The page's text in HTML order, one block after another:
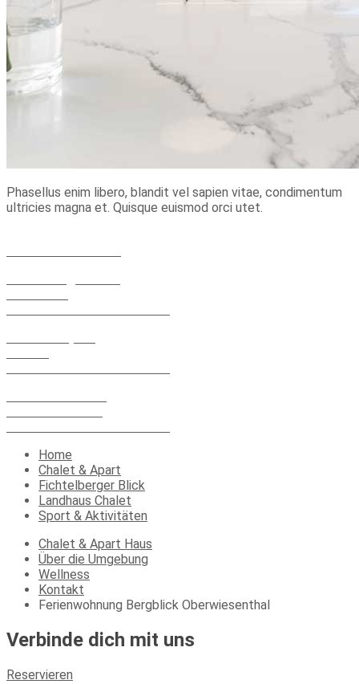
Phasellus enim libero, blandit vel sapien vitae, condimentum
ultricies magna et. Quisque euismod orci utet.
Home
Chalet & Apart
Fichtelberger Blick
Landhaus Chalet
Sport & Aktivitäten
Chalet & Apart Haus
Über die Umgebung
Wellness
Kontakt
Ferienwohnung Bergblick Oberwiesenthal
Verbinde dich mit uns
Reservieren